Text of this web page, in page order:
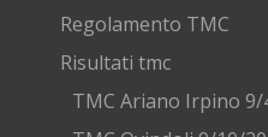
Regolamento TMC
Risultati tmc
TMC Ariano Irpino 9/